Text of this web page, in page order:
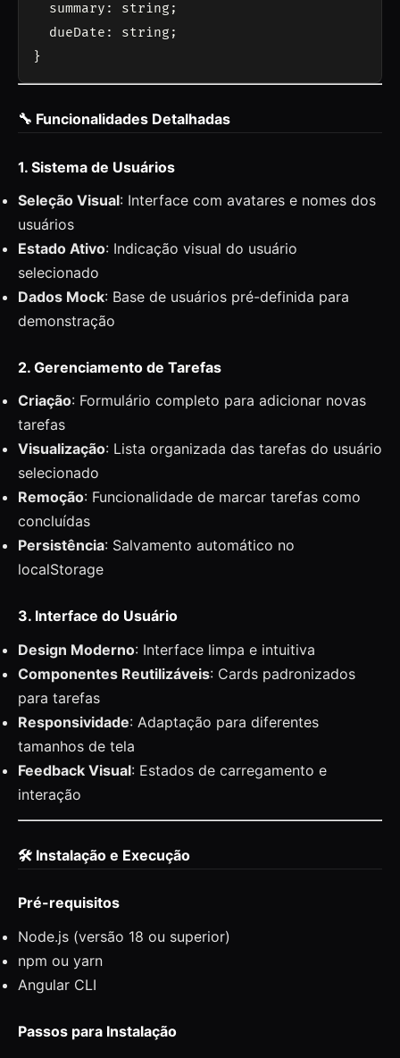
  summary: string;
  dueDate: string;
🔧 Funcionalidades Detalhadas
1. Sistema de Usuários
Seleção Visual: Interface com avatares e nomes dos
usuários
Estado Ativo: Indicação visual do usuário
selecionado
Dados Mock: Base de usuários pré-definida para
demonstração
2. Gerenciamento de Tarefas
Criação: Formulário completo para adicionar novas
tarefas
Visualização: Lista organizada das tarefas do usuário
selecionado
Remoção: Funcionalidade de marcar tarefas como
concluídas
Persistência: Salvamento automático no
localStorage
3. Interface do Usuário
Design Moderno: Interface limpa e intuitiva
Componentes Reutilizáveis: Cards padronizados
para tarefas
Responsividade: Adaptação para diferentes
tamanhos de tela
Feedback Visual: Estados de carregamento e
interação
🛠️ Instalação e Execução
Pré-requisitos
Node.js (versão 18 ou superior)
npm ou yarn
Angular CLI
Passos para Instalação